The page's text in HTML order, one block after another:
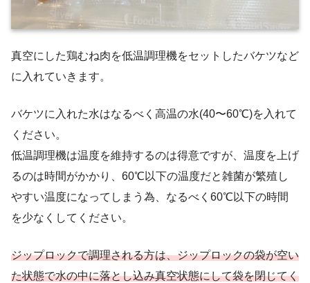
真空にした鶏むね肉を低温調理機をセットしたバケツなど
に入れていきます。
バケツに入れた水はなるべく高温の水(40〜60℃)を入れて
ください。
低温調理機は温度を維持するのは得意ですが、温度を上げ
るのは時間がかかり、60℃以下の温度だと雑菌が繁殖し
やすい温度になってしまう為、なるべく60℃以下の時間
を少なくしてください。
ジップロックで調理される方は、ジップロックの袋が空い
た状態で水の中に落とし込み真空状態にして袋を閉じてく